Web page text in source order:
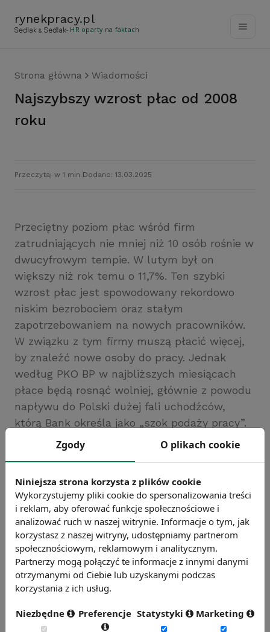
rynekpracy.pl
- HR oparty na faktach
Strona główna Wiadomości
Najszybszy wzrost płac od 2008
roku
Przeczytaj w 1 min. Dodano: 13.03.2025
Przeciętny poziom płac wśród firm
zatrudniających nie mniej niż 10 osób rośnie w
dwucyfrowym tempie. W lutym był on
większy niż rok temu o 11,7%. Ten szybki
wzrost płac jest spowodowany rekordowo
niskim bezrobociem oraz stałym
zapotrzebowaniem na nowych pracowników.
W związku z tym firmy muszą płacić więcej,
by znaleźć nowe osoby do pracy. Jednak
według PKO BP w najbliższych miesiącach
płace będą rosnąć wolniej, głównie z powodu
napływu do Polski dużej fali uchodźców,
którą Bank określa jako „szok podaży pracy”.
Chcesz wiedzieć więcej?
Zgody O plikach cookie
Niniejsza strona korzysta z plików cookie
Wykorzystujemy pliki cookie do spersonalizowania treści
i reklam, aby oferować funkcje społecznościowe i
analizować ruch w naszej witrynie. Informacje o tym, jak
korzystasz z naszej witryny, udostępniamy partnerom
społecznościowym, reklamowym i analitycznym.
Partnerzy mogą połączyć te informacje z innymi danymi
otrzymanymi od Ciebie lub uzyskanymi podczas
korzystania z ich usług.
Niezbędne Preferencje Statystyki Marketing